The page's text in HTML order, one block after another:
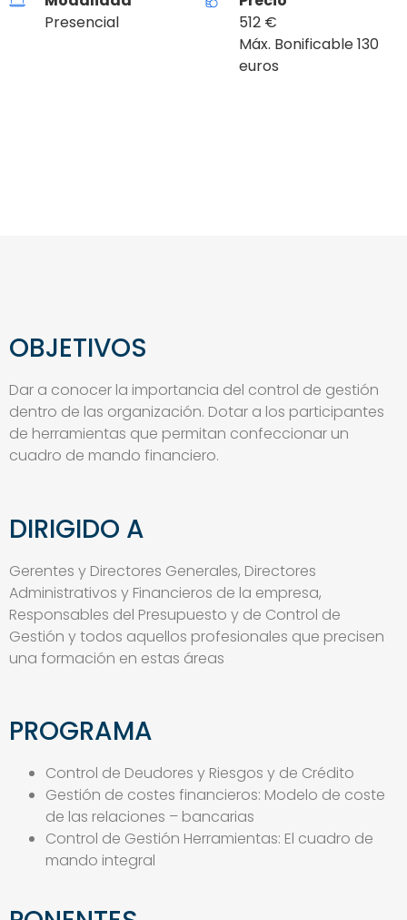
Presencial
512 €
Máx. Bonificable 130
euros
OBJETIVOS
Dar a conocer la importancia del control de gestión
dentro de las organización. Dotar a los participantes
de herramientas que permitan confeccionar un
cuadro de mando financiero.
DIRIGIDO A
Gerentes y Directores Generales, Directores
Administrativos y Financieros de la empresa,
Responsables del Presupuesto y de Control de
Gestión y todos aquellos profesionales que precisen
una formación en estas áreas
PROGRAMA
Control de Deudores y Riesgos y de Crédito
Gestión de costes financieros: Modelo de coste
de las relaciones – bancarias
Control de Gestión Herramientas: El cuadro de
mando integral